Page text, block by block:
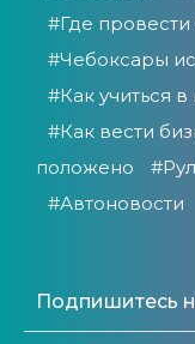
#Где
#Чебоксары
#Как учиться
#Как вести
положено
#Автоновости
Подпишитесь